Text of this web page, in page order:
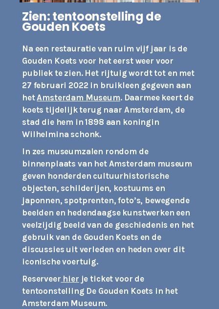
Zien: tentoonstelling de
Gouden Koets
Na een restauratie van ruim vijf jaar is de
Gouden Koets voor het eerst weer voor
publiek te zien. Het rijtuig wordt tot en met
27 februari 2022 in bruikleen gegeven aan
hetAmsterdam Museum. Daarmee keert de
koets tijdelijk terug naar Amsterdam, de
stad die hem in 1898 aan koningin
Wilhelmina schonk.
In zes museumzalen rondom de
binnenplaats van het Amsterdam museum
geven honderden cultuurhistorische
objecten, schilderijen, kostuums en
japonnen, spotprenten, foto’s, bewegende
beelden en hedendaagse kunstwerken een
veelzijdig beeld van de geschiedenis en het
gebruik van de Gouden Koets en de
discussies uit verleden en heden over dit
iconische voertuig.
Reserveer hier je ticket voor de
tentoonstelling De Gouden Koets in het
Amsterdam Museum.